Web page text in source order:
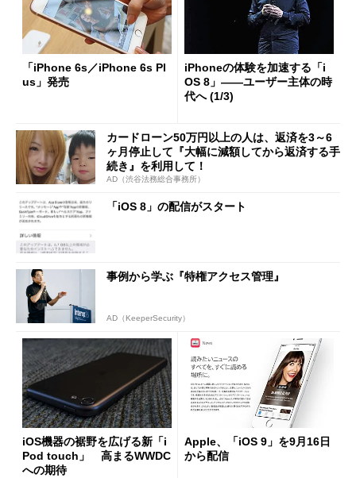
「iPhone 6s／iPhone 6s Pl
us」発売
iPhoneの体験を加速する「i
OS 8」――ユーザー主体の時
代へ (1/3)
カードローン50万円以上の人は、返済を3～6
ヶ月停止して『大幅に減額してから返済する手
続き』を利用して！
AD（渋谷法務総合事務所）
「iOS 8」の配信がスタート
事例から学ぶ『特権アクセス管理』
AD（KeeperSecurity）
iOS機器の裾野を広げる新「i
Pod touch」 高まるWWDC
への期待
Apple、「iOS 9」を9月16日
から配信